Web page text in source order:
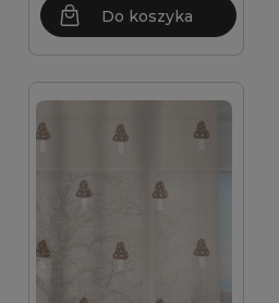
Do koszyka